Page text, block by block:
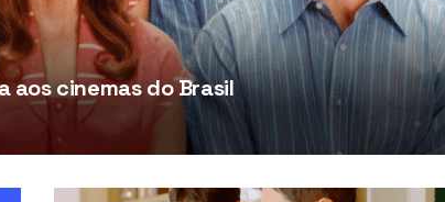
aos cinemas do Brasil